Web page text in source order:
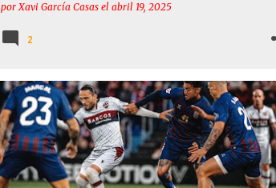
porXavi García Casas el abril 19, 2025
2
BRUGUI CARLOS ESPÍ CD ELDENSE CRÓNICAS +
LEVANTE UD